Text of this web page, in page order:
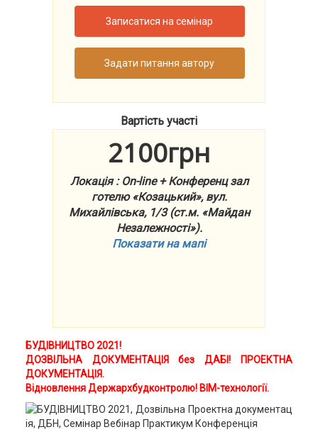
Записатися на семінар
Задати питання автору
Вартість участі
2100грн
Локація : On-line + Конференц зал
готелю «Козацький», вул.
Михайлівська, 1/3 (ст.м. «Майдан
Незалежності»).
Показати на мапі
БУДІВНИЦТВО 2021!
ДОЗВІЛЬНА ДОКУМЕНТАЦІЯ без ДАБІ! ПРОЕКТНА
ДОКУМЕНТАЦІЯ.
Відновлення Держархбудконтролю! BIM-технології.